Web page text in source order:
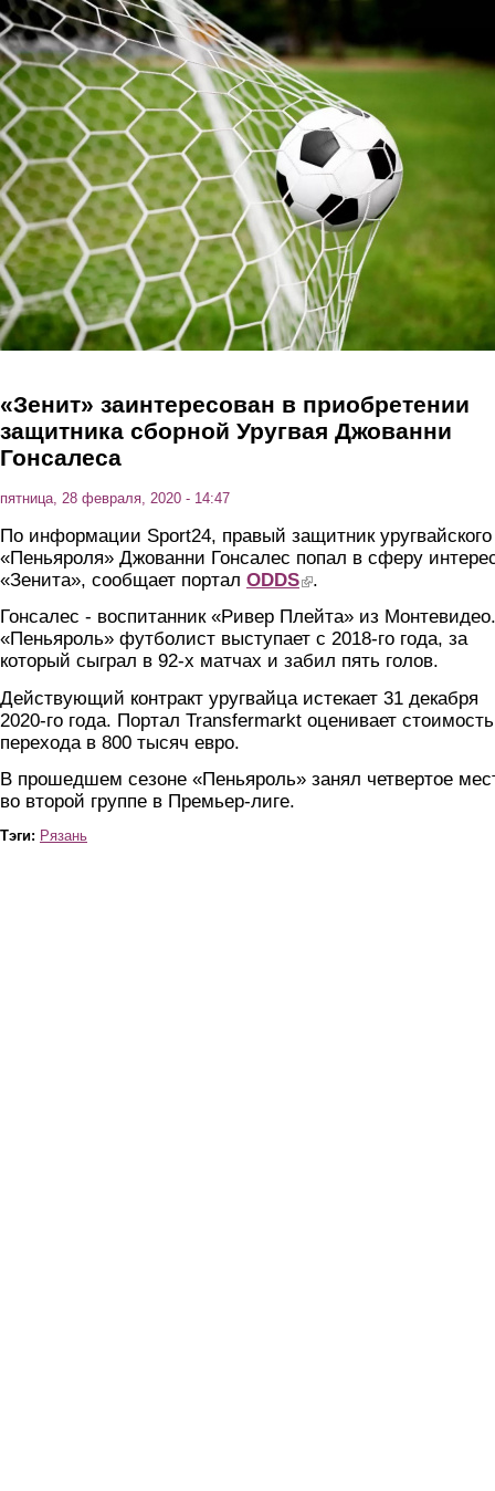
Перейти к основному содержанию
«Зенит» заинтересован в приобретении
защитника сборной Уругвая Джованни
Гонсалеса
пятница, 28 февраля, 2020 - 14:47
По информации Sport24, правый защитник уругвайского
«Пеньяроля» Джованни Гонсалес попал в сферу
«Зенита», сообщает портал ODDS(link is external)
.
Гонсалес - воспитанник «Ривер Плейта» из
«Пеньяроль» футболист выступает с 2018-го года, за
который сыграл в 92-х матчах и забил пять голов.
Действующий контракт уругвайца истекает 31 декабря
2020-го года. Портал Transfermarkt оценивает стоимость
перехода в 800 тысяч евро.
В прошедшем сезоне «Пеньяроль» занял четвертое
во второй группе в Премьер-лиге.
Тэги: Рязань